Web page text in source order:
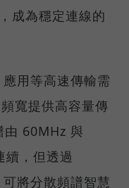
成為穩定連線的
用等高速傳輸需
寬提供高容量傳
由 60MHz 與
，但透過
將分散頻譜智慧